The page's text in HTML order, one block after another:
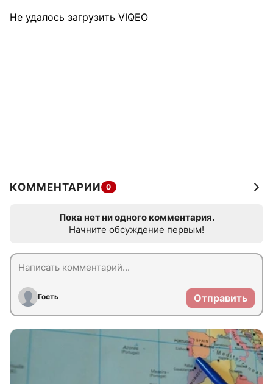
Не удалось загрузить VIQEO
КОММЕНТАРИИ 0
Пока нет ни одного комментария.
Начните обсуждение первым!
Гость Отправить